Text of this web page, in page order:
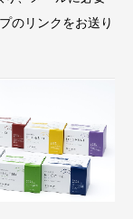
のリンクをお送り